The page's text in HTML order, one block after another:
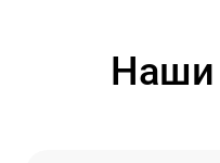
Наши